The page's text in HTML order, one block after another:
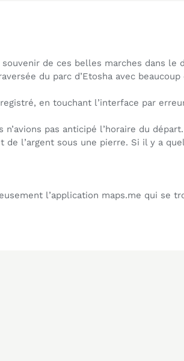
de ces belles marches dans le
du parc d’Etosha avec beaucoup
en touchant l’interface par
pas anticipé l’horaire du
l’argent sous une pierre. Si il y a
l’application maps.me qui se